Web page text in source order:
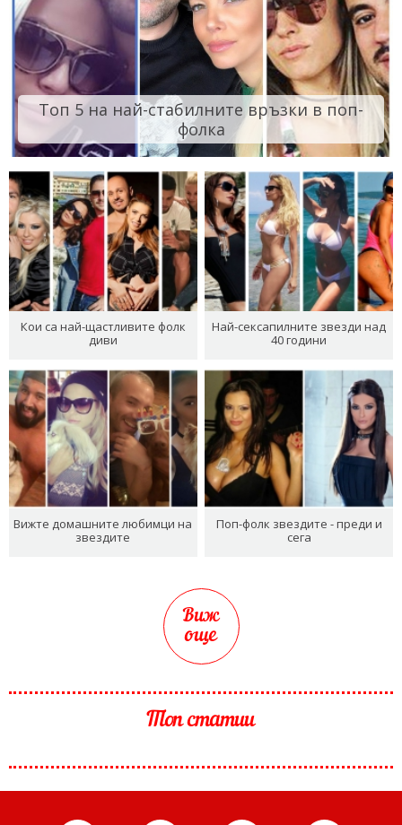
Топ 5 на най-стабилните връзки в поп-
фолка
Кои са най-щастливите фолк
диви
Най-сексапилните звезди над
40 години
Вижте домашните любимци на
звездите
Поп-фолк звездите - преди и
сега
Виж
още
Топ статии